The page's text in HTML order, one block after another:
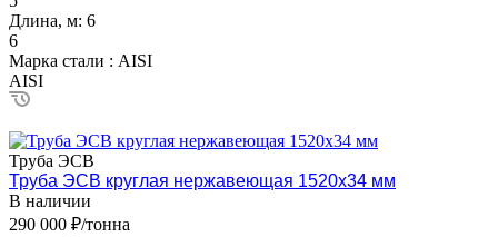
Длина, м: 6
6
Марка стали : AISI
AISI
Труба ЭСВ
Труба ЭСВ круглая нержавеющая 1520х34 мм
В наличии
290 000 ₽/тонна